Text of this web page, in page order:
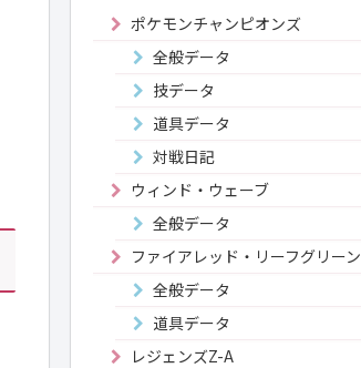
ポケモンチャンピオンズ
全般データ
技データ
道具データ
対戦日記
ウィンド・ウェーブ
全般データ
ファイアレッド・リーフグリーン
全般データ
道具データ
レジェンズZ-A